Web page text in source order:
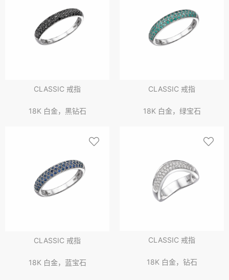
CLASSIC 戒指
18K 白金，黑钻石
CLASSIC 戒指
18K 白金，绿宝石
CLASSIC 戒指
18K 白金，蓝宝石
CLASSIC 戒指
18K 白金，钻石